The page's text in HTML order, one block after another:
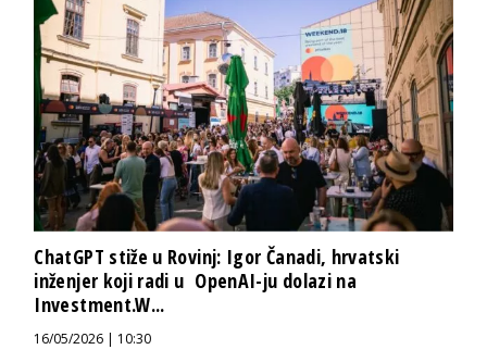
ChatGPT stiže u Rovinj: Igor Čanadi, hrvatski
inženjer koji radi u OpenAI-ju dolazi na
Investment.W...
16/05/2026 | 10:30